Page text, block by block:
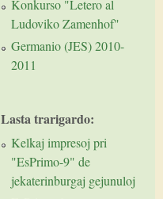
Konkurso "Letero al
Ludoviko Zamenhof"
Germanio (JES) 2010-
2011
Lasta trarigardo:
Kelkaj impresoj pri
"EsPrimo-9" de
jekaterinburgaj gejunuloj